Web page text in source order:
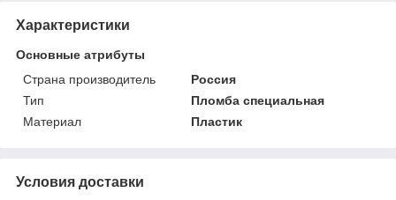
Характеристики
Основные атрибуты
Страна производитель
Россия
Тип
Пломба специальная
Материал
Пластик
Условия доставки